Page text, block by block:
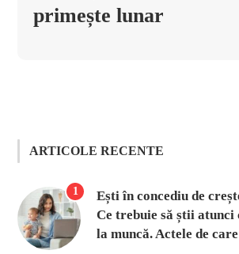
primește lunar
ARTICOLE RECENTE
1
Ești în concediu de
Ce trebuie să știi
la muncă. Actele de